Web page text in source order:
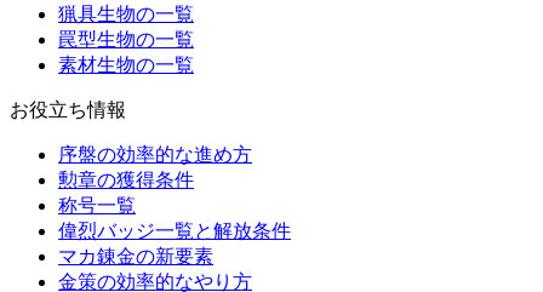
猟具生物の一覧
罠型生物の一覧
素材生物の一覧
お役立ち情報
序盤の効率的な進め方
勲章の獲得条件
称号一覧
偉烈バッジ一覧と解放条件
マカ錬金の新要素
金策の効率的なやり方